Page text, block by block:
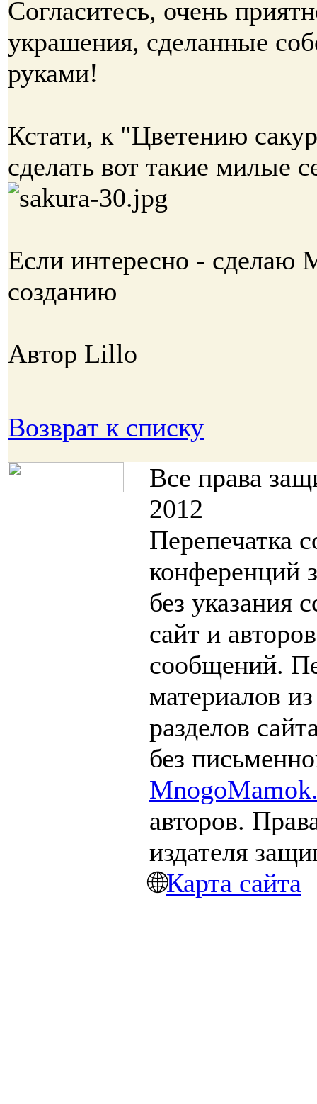
Согласитесь, очень
украшения, сделанные
руками!
Кстати, к "Цветению
сделать вот такие милые
Если интересно - сделаю
созданию
Автор Lillo
Возврат к списку
Все права
2012
Перепечатка
конференций
без указания
сайт и
сообщений.
материалов
разделов
без
авторов.
издателя
🌐Карта сайта